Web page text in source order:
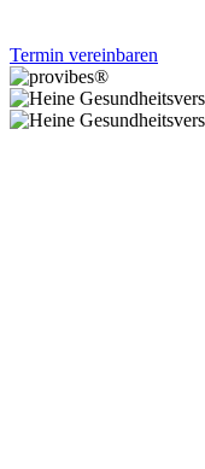
Termin vereinbaren